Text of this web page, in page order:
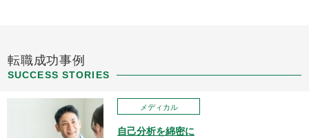
転職成功事例
SUCCESS STORIES
メディカル
自己分析を綿密に